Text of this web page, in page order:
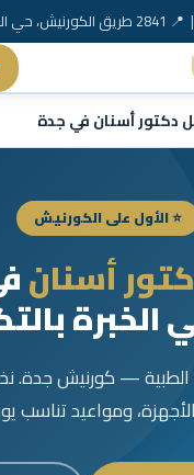
| 📍 2841 طريق الكورنيش، حي الشاطئ، جدة
دكتور أسنان في جدة
⭐ الأول على الكورنيش
أسنان
— كورنيش جدة.
ومواعيد تناسب